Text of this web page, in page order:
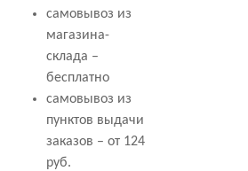
самовывоз из
магазина-
склада –
бесплатно
самовывоз из
пунктов выдачи
заказов – от 124
руб.